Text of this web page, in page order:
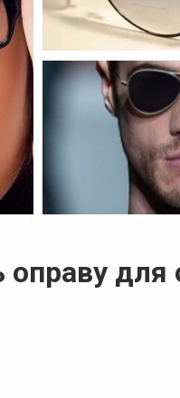
оправу для